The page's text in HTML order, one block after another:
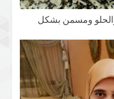
ومسمن بشكل